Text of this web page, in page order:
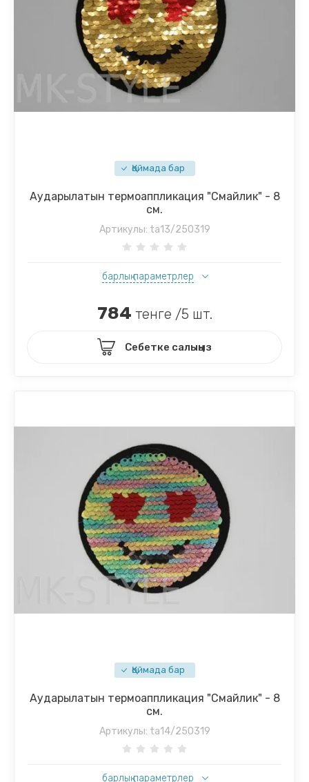
Қоймада бар
Аударылатын термоаппликация "Смайлик" - 8
см.
Артикулы: ta13/250319
барлық параметрлер
784 тенге /5 шт.
Себетке салыңыз
Қоймада бар
Аударылатын термоаппликация "Смайлик" - 8
см.
Артикулы: ta14/250319
барлық параметрлер